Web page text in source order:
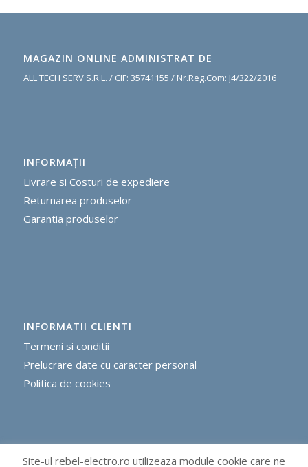
MAGAZIN ONLINE ADMINISTRAT DE
ALL TECH SERV S.R.L. / CIF: 35741155 / Nr.Reg.Com: J4/322/2016
INFORMAŢII
Livrare si Costuri de expediere
Returnarea produselor
Garantia produselor
INFORMATII CLIENTI
Termeni si conditii
Prelucrare date cu caracter personal
Politica de cookies
METODE DE PLATA
Site-ul rebel-electro.ro utilizeaza module cookie care ne